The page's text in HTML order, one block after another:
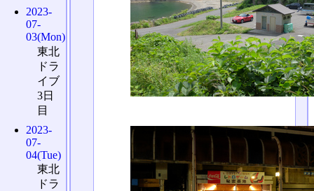
2023-
07-
03(Mon)
東北
ドラ
イブ
3日
目
2023-
07-
04(Tue)
東北
ドラ